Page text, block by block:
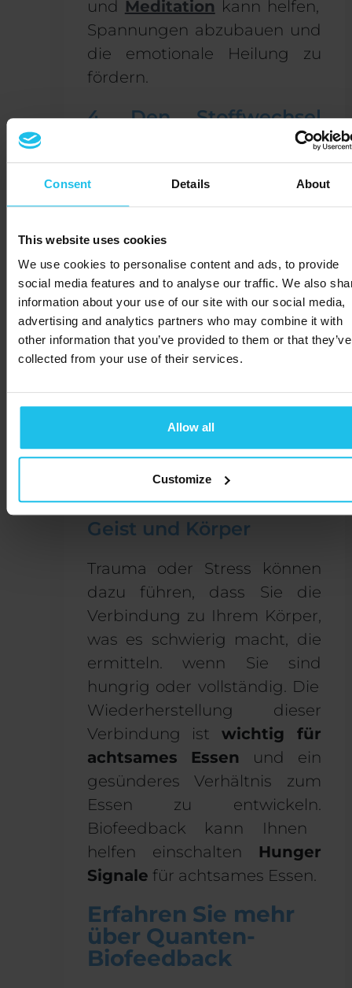
Consent Details About
This website uses cookies
We use cookies to personalise content and ads, to provide
social media features and to analyse our traffic. We also
information about your use of our site with our social media,
advertising and analytics partners who may combine it with
other information that you’ve provided to them or that they’ve
collected from your use of their services.
Allow all
Customize
und Meditation kann helfen,
Spannungen abzubauen und
die emotionale Heilung zu
fördern.
4. Den Stoffwechsel
Quanten-Biofeedback kann
deutlich
your
Vor allem, wenn sie mit
Bewegung und einer
nahrhaften Ernährung
gepaart sind,Biofeedback-
Sitzungen unterstützen die
Gewichtsabnahmeindem
Verdauung verbessern.
5. Verbindung zwischen
Geist und Körper
Trauma oder Stress können
dazu führen, dass Sie die
Verbindung zu Ihrem Körper,
was es schwierig macht, die
ermitteln.
wenn Sie sind
hungrig oder vollständig . Die
Wiederherstellung dieser
Verbindung istwichtig für
achtsames Essen und ein
gesünderes Verhältnis zum
Essen zu entwickeln.
Biofeedback kann Ihnen
helfen einschalten Hunger
Signale für achtsames Essen.
Erfahren Sie mehr
über Quanten-
Biofeedback